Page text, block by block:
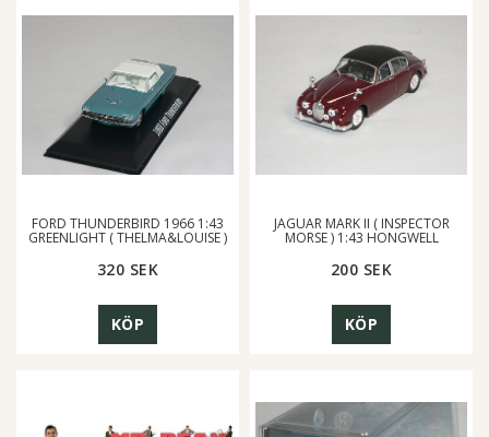
FORD THUNDERBIRD 1966 1:43
GREENLIGHT ( THELMA&LOUISE )
320 SEK
KÖP
JAGUAR MARK II ( INSPECTOR
MORSE ) 1:43 HONGWELL
200 SEK
KÖP